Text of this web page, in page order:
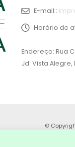
E-mail::
Horário de
Endereço: Rua
Jd. Vista Alegre,
©